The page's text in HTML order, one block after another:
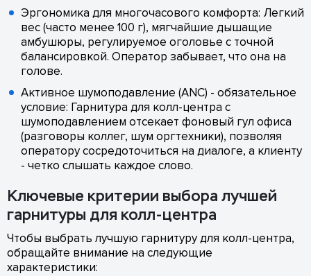
Эргономика для многочасового комфорта: Легкий
вес (часто менее 100 г), мягчайшие дышащие
амбушюры, регулируемое оголовье с точной
балансировкой. Оператор забывает, что она на
голове.
Активное шумоподавление (ANC) - обязательное
условие: Гарнитура для колл-центра с
шумоподавлением отсекает фоновый гул офиса
(разговоры коллег, шум оргтехники), позволяя
оператору сосредоточиться на диалоге, а клиенту
- четко слышать каждое слово.
Ключевые критерии выбора лучшей
гарнитуры для колл-центра
Чтобы выбрать лучшую гарнитуру для колл-центра,
обращайте внимание на следующие
характеристики: